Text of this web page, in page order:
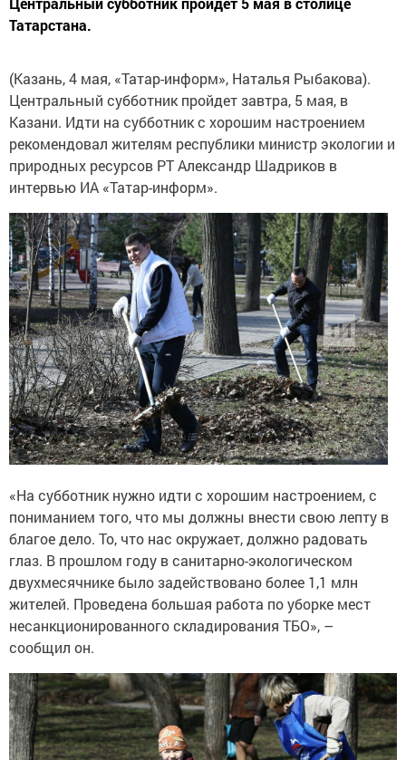
Татарстана.
(Казань, 4 мая, «Татар-информ», Наталья Рыбакова).
Центральный субботник пройдет завтра, 5 мая, в
Казани. Идти на субботник с хорошим настроением
рекомендовал жителям республики министр экологии и
природных ресурсов РТ Александр Шадриков в
интервью ИА «Татар-информ».
«На субботник нужно идти с хорошим настроением, с
пониманием того, что мы должны внести свою лепту в
благое дело. То, что нас окружает, должно радовать
глаз. В прошлом году в санитарно-экологическом
двухмесячнике было задействовано более 1,1 млн
жителей. Проведена большая работа по уборке мест
несанкционированного складирования ТБО», –
сообщил он.